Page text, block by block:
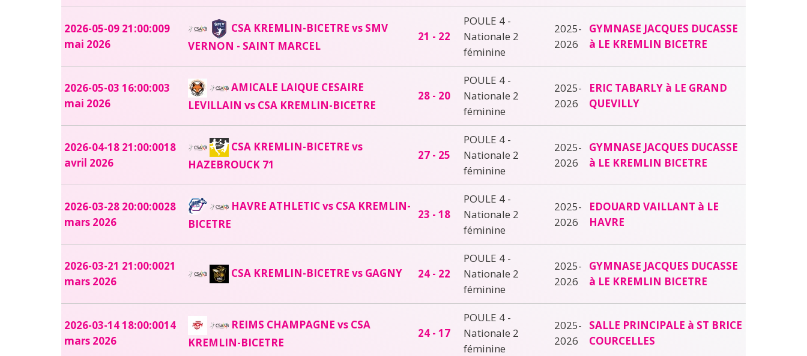
2026-05-09 21:00:009
mai 2026
CSA KREMLIN-BICETRE vs SMV
VERNON - SAINT MARCEL
21 - 22
POULE 4 -
Nationale 2
féminine
2025-
2026
GYMNASE JACQUES DUCASSE
à LE KREMLIN BICETRE
2026-05-03 16:00:003
mai 2026
AMICALE LAIQUE CESAIRE
LEVILLAIN vs CSA KREMLIN-BICETRE
28 - 20
POULE 4 -
Nationale 2
féminine
2025-
2026
ERIC TABARLY à LE GRAND
QUEVILLY
2026-04-18 21:00:0018
avril 2026
CSA KREMLIN-BICETRE vs
HAZEBROUCK 71
27 - 25
POULE 4 -
Nationale 2
féminine
2025-
2026
GYMNASE JACQUES DUCASSE
à LE KREMLIN BICETRE
2026-03-28 20:00:0028
mars 2026
HAVRE ATHLETIC vs CSA KREMLIN-
BICETRE
23 - 18
POULE 4 -
Nationale 2
féminine
2025-
2026
EDOUARD VAILLANT à LE
HAVRE
2026-03-21 21:00:0021
mars 2026
CSA KREMLIN-BICETRE vs GAGNY 24 - 22
POULE 4 -
Nationale 2
féminine
2025-
2026
GYMNASE JACQUES DUCASSE
à LE KREMLIN BICETRE
2026-03-14 18:00:0014
mars 2026
REIMS CHAMPAGNE vs CSA
KREMLIN-BICETRE
24 - 17
POULE 4 -
Nationale 2
féminine
2025-
2026
SALLE PRINCIPALE à ST BRICE
COURCELLES